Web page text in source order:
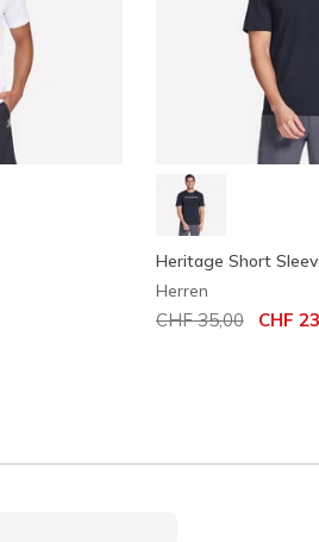
Heritage Short
Herren
Reduziert von
CHF 35,00aufCHF